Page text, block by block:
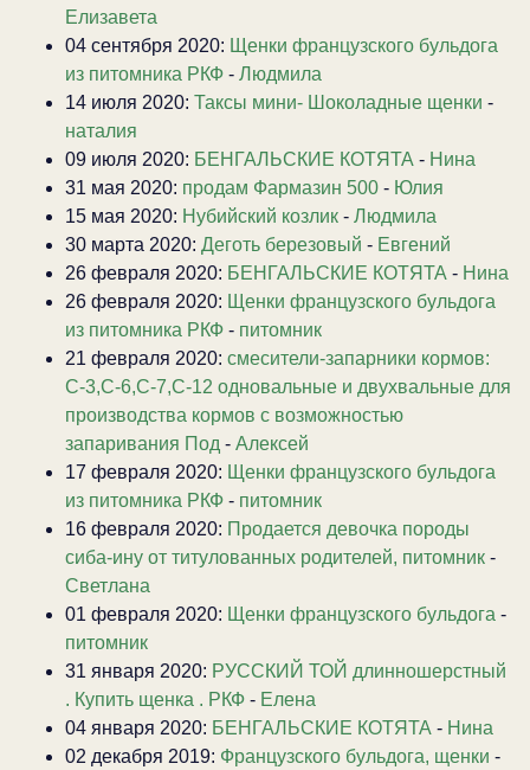
Елизавета
04 сентября 2020: Щенки французского бульдога
из питомника РКФ - Людмила
14 июля 2020: Таксы мини- Шоколадные щенки -
наталия
09 июля 2020: БЕНГАЛЬСКИЕ КОТЯТА - Нина
31 мая 2020: продам Фармазин 500 - Юлия
15 мая 2020: Нубийский козлик - Людмила
30 марта 2020: Деготь березовый - Евгений
26 февраля 2020: БЕНГАЛЬСКИЕ КОТЯТА - Нина
26 февраля 2020: Щенки французского бульдога
из питомника РКФ - питомник
21 февраля 2020: смесители-запарники кормов:
С-3,С-6,С-7,С-12 одновальные и двухвальные для
производства кормов с возможностью
запаривания Под - Алексей
17 февраля 2020: Щенки французского бульдога
из питомника РКФ - питомник
16 февраля 2020: Продается девочка породы
сиба-ину от титулованных родителей, питомник -
Светлана
01 февраля 2020: Щенки французского бульдога -
питомник
31 января 2020: РУССКИЙ ТОЙ длинношерстный
. Купить щенка . РКФ - Елена
04 января 2020: БЕНГАЛЬСКИЕ КОТЯТА - Нина
02 декабря 2019: Французского бульдога, щенки -